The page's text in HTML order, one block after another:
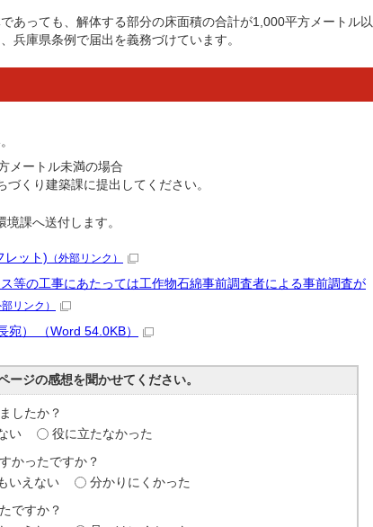
あっても、解体する部分の床面積の合計が1,000平方メートル以
兵庫県条例で届出を義務づけています。
メートル未満の場合
くり建築課に提出してください。
課へ送付します。
レット) （外部リンク）
等の工事にあたっては工作物石綿事前調査者による事前調査が
部リンク）
宛） （Word 54.0KB）
ージの感想を聞かせてください。
したか？
い 役に立たなかった
かったですか？
いえない 分かりにくかった
ですか？